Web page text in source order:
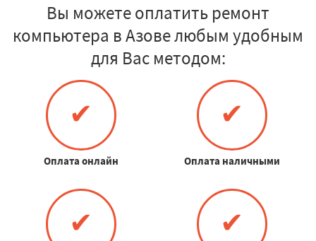
Вы можете оплатить ремонт
компьютера в Азове любым удобным
для Вас методом:
✔
Оплата онлайн
✔
Оплата наличными
✔ ✔